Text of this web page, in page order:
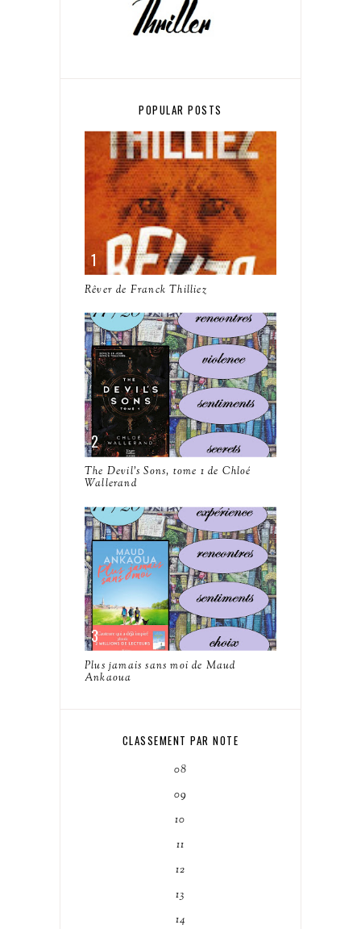
POPULAR POSTS
Rêver de Franck Thilliez
The Devil's Sons, tome 1 de Chloé
Wallerand
Plus jamais sans moi de Maud
Ankaoua
CLASSEMENT PAR NOTE
08
09
10
11
12
13
14